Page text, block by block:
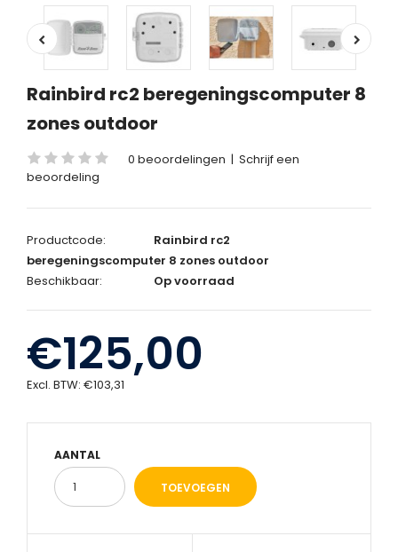
Rainbird rc2 beregeningscomputer 8
zones outdoor
0 beoordelingen | Schrijf een
beoordeling
Productcode:
Rainbird rc2
beregeningscomputer 8 zones outdoor
Beschikbaar:
Op voorraad
€125,00
Excl. BTW: €103,31
AANTAL